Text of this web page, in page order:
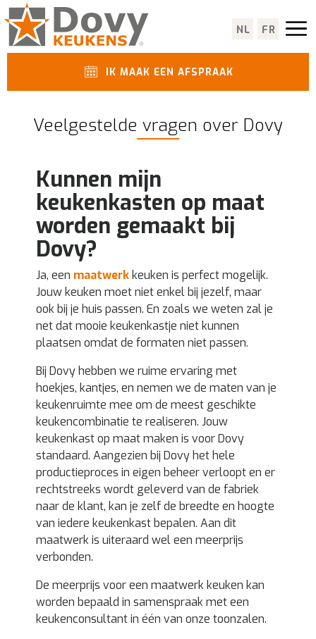
NL FR
IK MAAK EEN AFSPRAAK
Veelgestelde vragen over Dovy
Kunnen mijn
keukenkasten op maat
worden gemaakt bij
Dovy?
Ja, een maatwerkkeuken is perfect mogelijk.
Jouw keuken moet niet enkel bij jezelf, maar
ook bij je huis passen. En zoals we weten zal je
net dat mooie keukenkastje niet kunnen
plaatsen omdat de formaten niet passen.
Bij Dovy hebben we ruime ervaring met
hoekjes, kantjes, en nemen we de maten van je
keukenruimte mee om de meest geschikte
keukencombinatie te realiseren. Jouw
keukenkast op maat maken is voor Dovy
standaard. Aangezien bij Dovy het hele
productieproces in eigen beheer verloopt en er
rechtstreeks wordt geleverd van de fabriek
naar de klant, kan je zelf de breedte en hoogte
van iedere keukenkast bepalen. Aan dit
maatwerk is uiteraard wel een meerprijs
verbonden.
De meerprijs voor een maatwerk keuken kan
worden bepaald in samenspraak met een
keukenconsultant in één van onze toonzalen.